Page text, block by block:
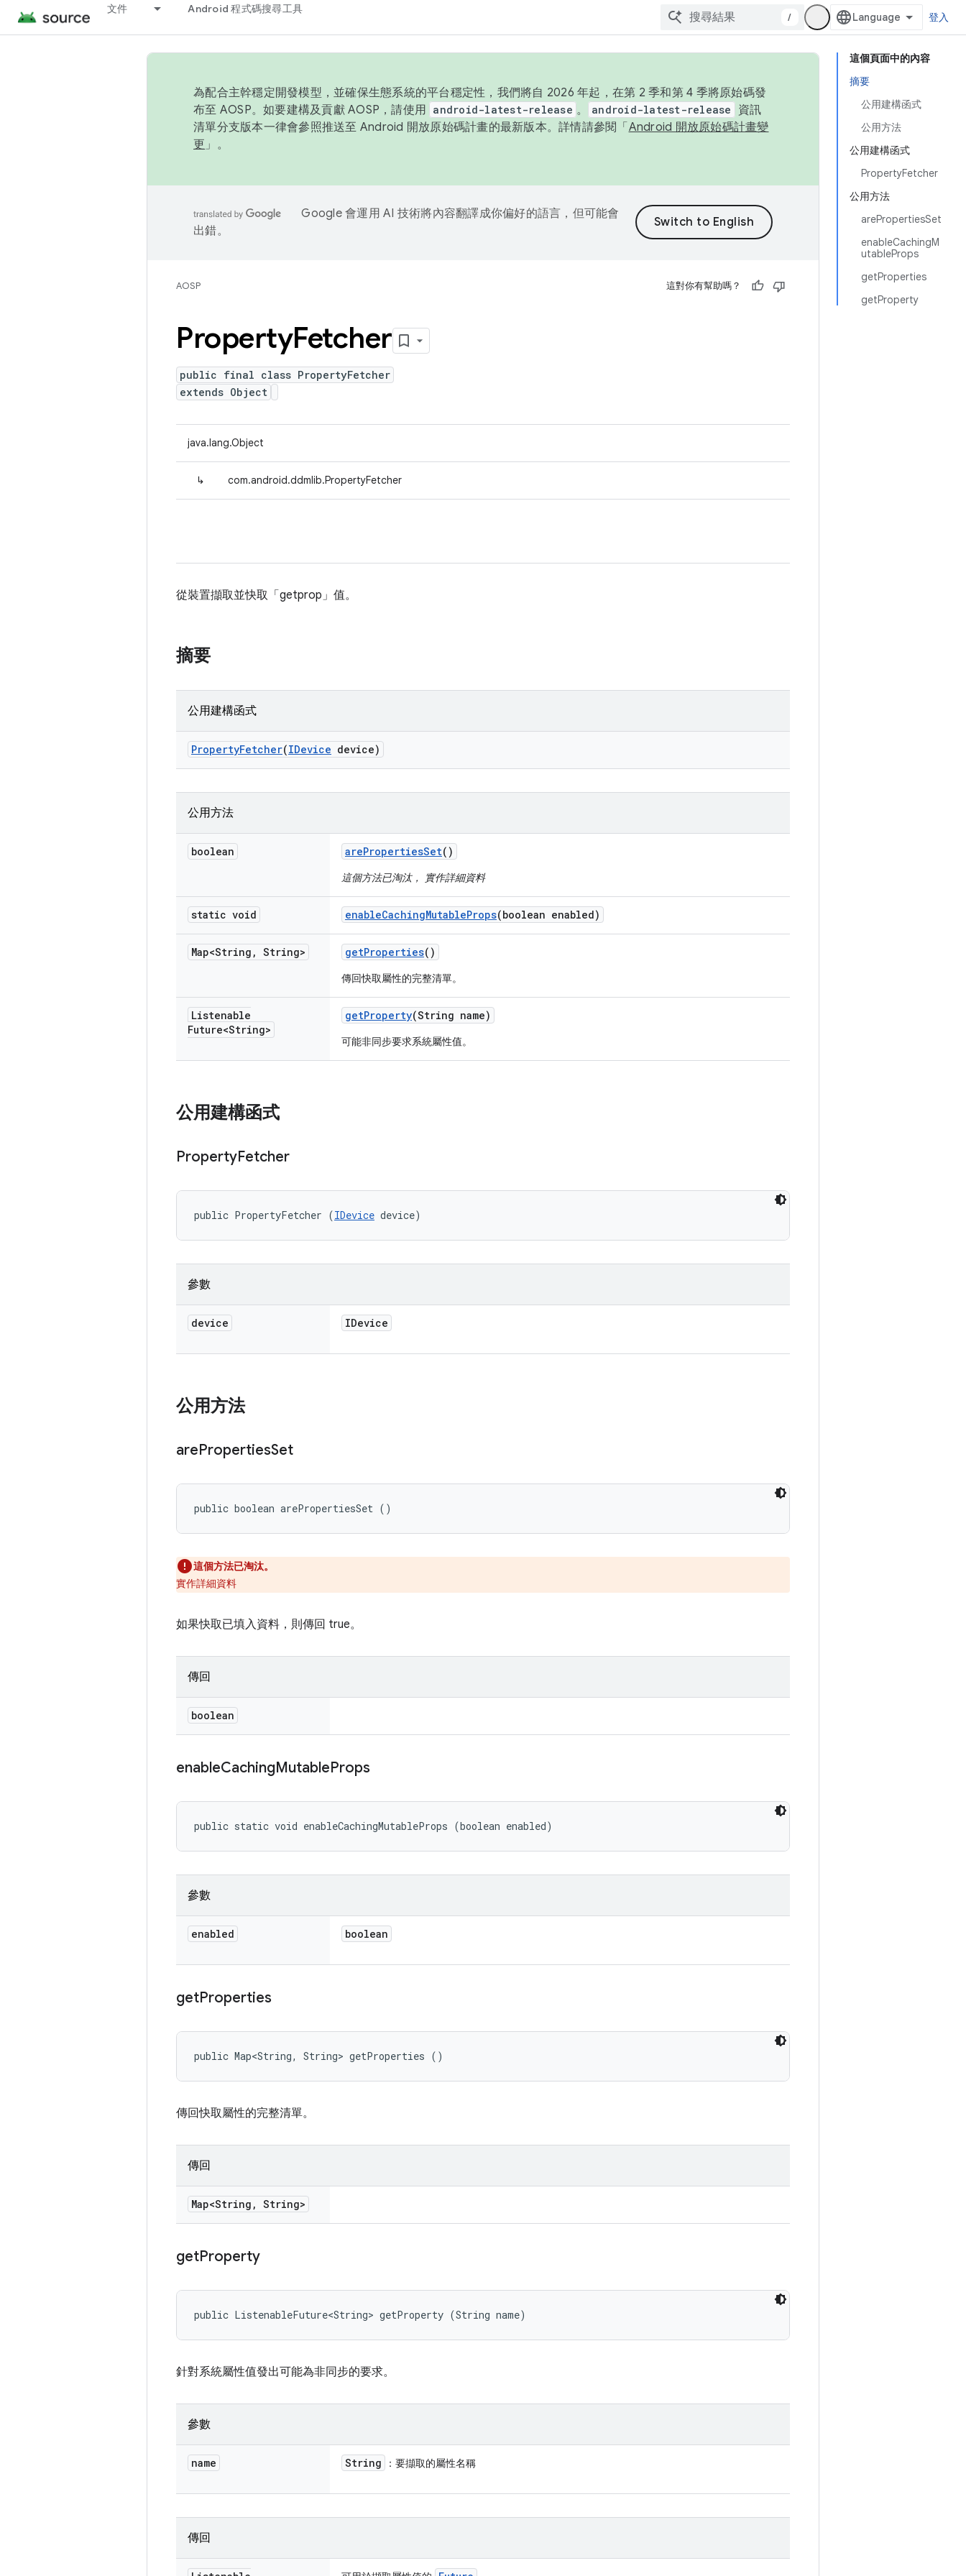
文件 Android 程式碼搜尋工具
/ 登入
這個頁面中的內容
摘要
公用建構函式
公用方法
公用建構函式
PropertyFetcher
公用方法
arePropertiesSet
enableCachingM
utableProps
getProperties
getProperty
為配合主幹穩定開發模型，並確保生態系統的平台穩定性，我們將自 2026 年起，在第 2 季和第 4 季將原始碼發
布至 AOSP。如要建構及貢獻 AOSP，請使用 android-latest-release 。 android-latest-release
資訊
清單分支版本一律會參照推送至 Android 開放原始碼計畫的最新版本。詳情請參閱「 Android 開放原始碼計畫變
更 」。
Google 會運用 AI 技術將內容翻譯成你偏好的語言，但可能會
出錯。
AOSP 這對你有幫助嗎？
PropertyFetcher
public final class PropertyFetcher
extends Object
java.lang.Object
↳ com.android.ddmlib.PropertyFetcher
從裝置擷取並快取「getprop」值。
摘要
公用建構函式
PropertyFetcher(IDevice device)
公用方法
boolean arePropertiesSet()
這個方法已淘汰， 實作詳細資料
static void enableCachingMutableProps(boolean enabled)
Map<String , String> getProperties()
傳回快取屬性的完整清單。
Listenable
Future<String>
getProperty(String name)
可能非同步要求系統屬性值。
公用建構函式
PropertyFetcher
public PropertyFetcher (IDevice device)
參數
device IDevice
公用方法
arePropertiesSet
public boolean arePropertiesSet ()
這個方法已淘汰。
實作詳細資料
如果快取已填入資料，則傳回 true。
傳回
boolean
enableCachingMutableProps
public static void enableCachingMutableProps (boolean enabled)
參數
enabled boolean
getProperties
public Map<String, String> getProperties ()
傳回快取屬性的完整清單。
傳回
Map<String , String>
getProperty
public ListenableFuture<String> getProperty (String name)
針對系統屬性值發出可能為非同步的要求。
參數
name String ：要擷取的屬性名稱
傳回